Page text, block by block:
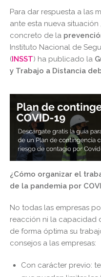
Para dar respuesta a las
ante esta nueva
concreto de la
Instituto Nacional de
(INSST) ha publicado la
y Trabajo a Distancia
¿Cómo organizar el
de la pandemia por
No todas las empresas
reacción ni la capacidad
de forma óptima su
consejos a las empresas:
Con carácter previo: